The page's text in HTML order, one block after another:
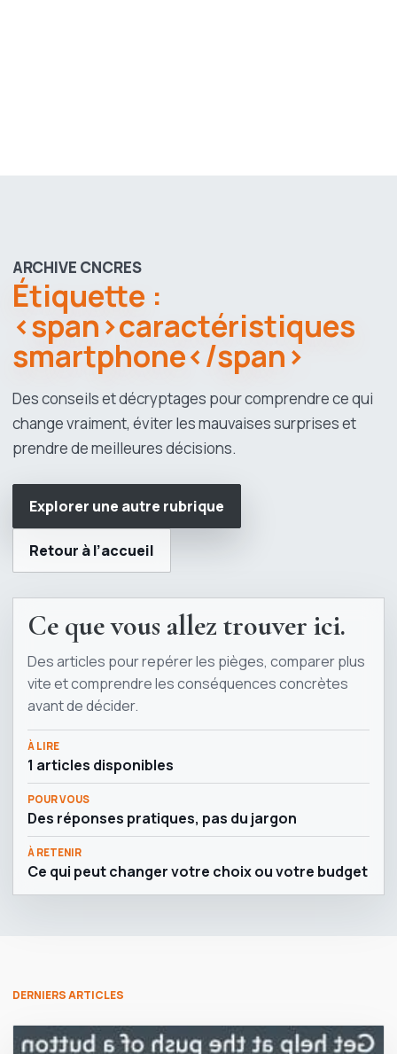
ARCHIVE CNCRES
Étiquette :
<span>caractéristiques
smartphone</span>
Des conseils et décryptages pour comprendre ce qui
change vraiment, éviter les mauvaises surprises et
prendre de meilleures décisions.
Explorer une autre rubrique
Retour à l’accueil
Ce que vous allez trouver ici.
Des articles pour repérer les pièges, comparer plus
vite et comprendre les conséquences concrètes
avant de décider.
À LIRE
1 articles disponibles
POUR VOUS
Des réponses pratiques, pas du jargon
À RETENIR
Ce qui peut changer votre choix ou votre budget
DERNIERS ARTICLES